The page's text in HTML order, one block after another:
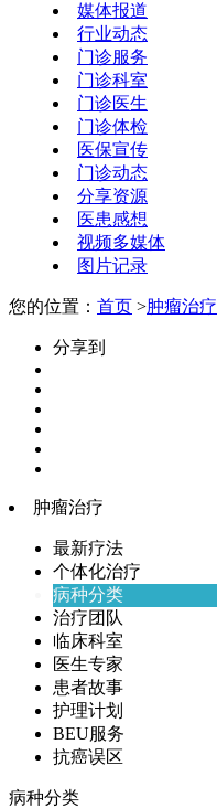
媒体报道
行业动态
门诊服务
门诊科室
门诊医生
门诊体检
医保宣传
门诊动态
分享资源
医患感想
视频多媒体
图片记录
您的位置： 首页 >肿瘤治疗
分享到
肿瘤治疗
最新疗法
个体化治疗
病种分类
治疗团队
临床科室
医生专家
患者故事
护理计划
BEU服务
抗癌误区
病种分类